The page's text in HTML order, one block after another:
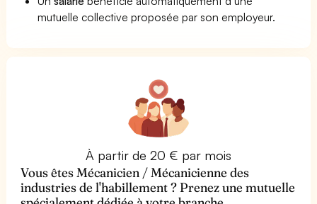
mutuelle collective proposée par son employeur.
À partir de 20 € par mois
Vous êtes Mécanicien / Mécanicienne des
industries de l'habillement ? Prenez une mutuelle